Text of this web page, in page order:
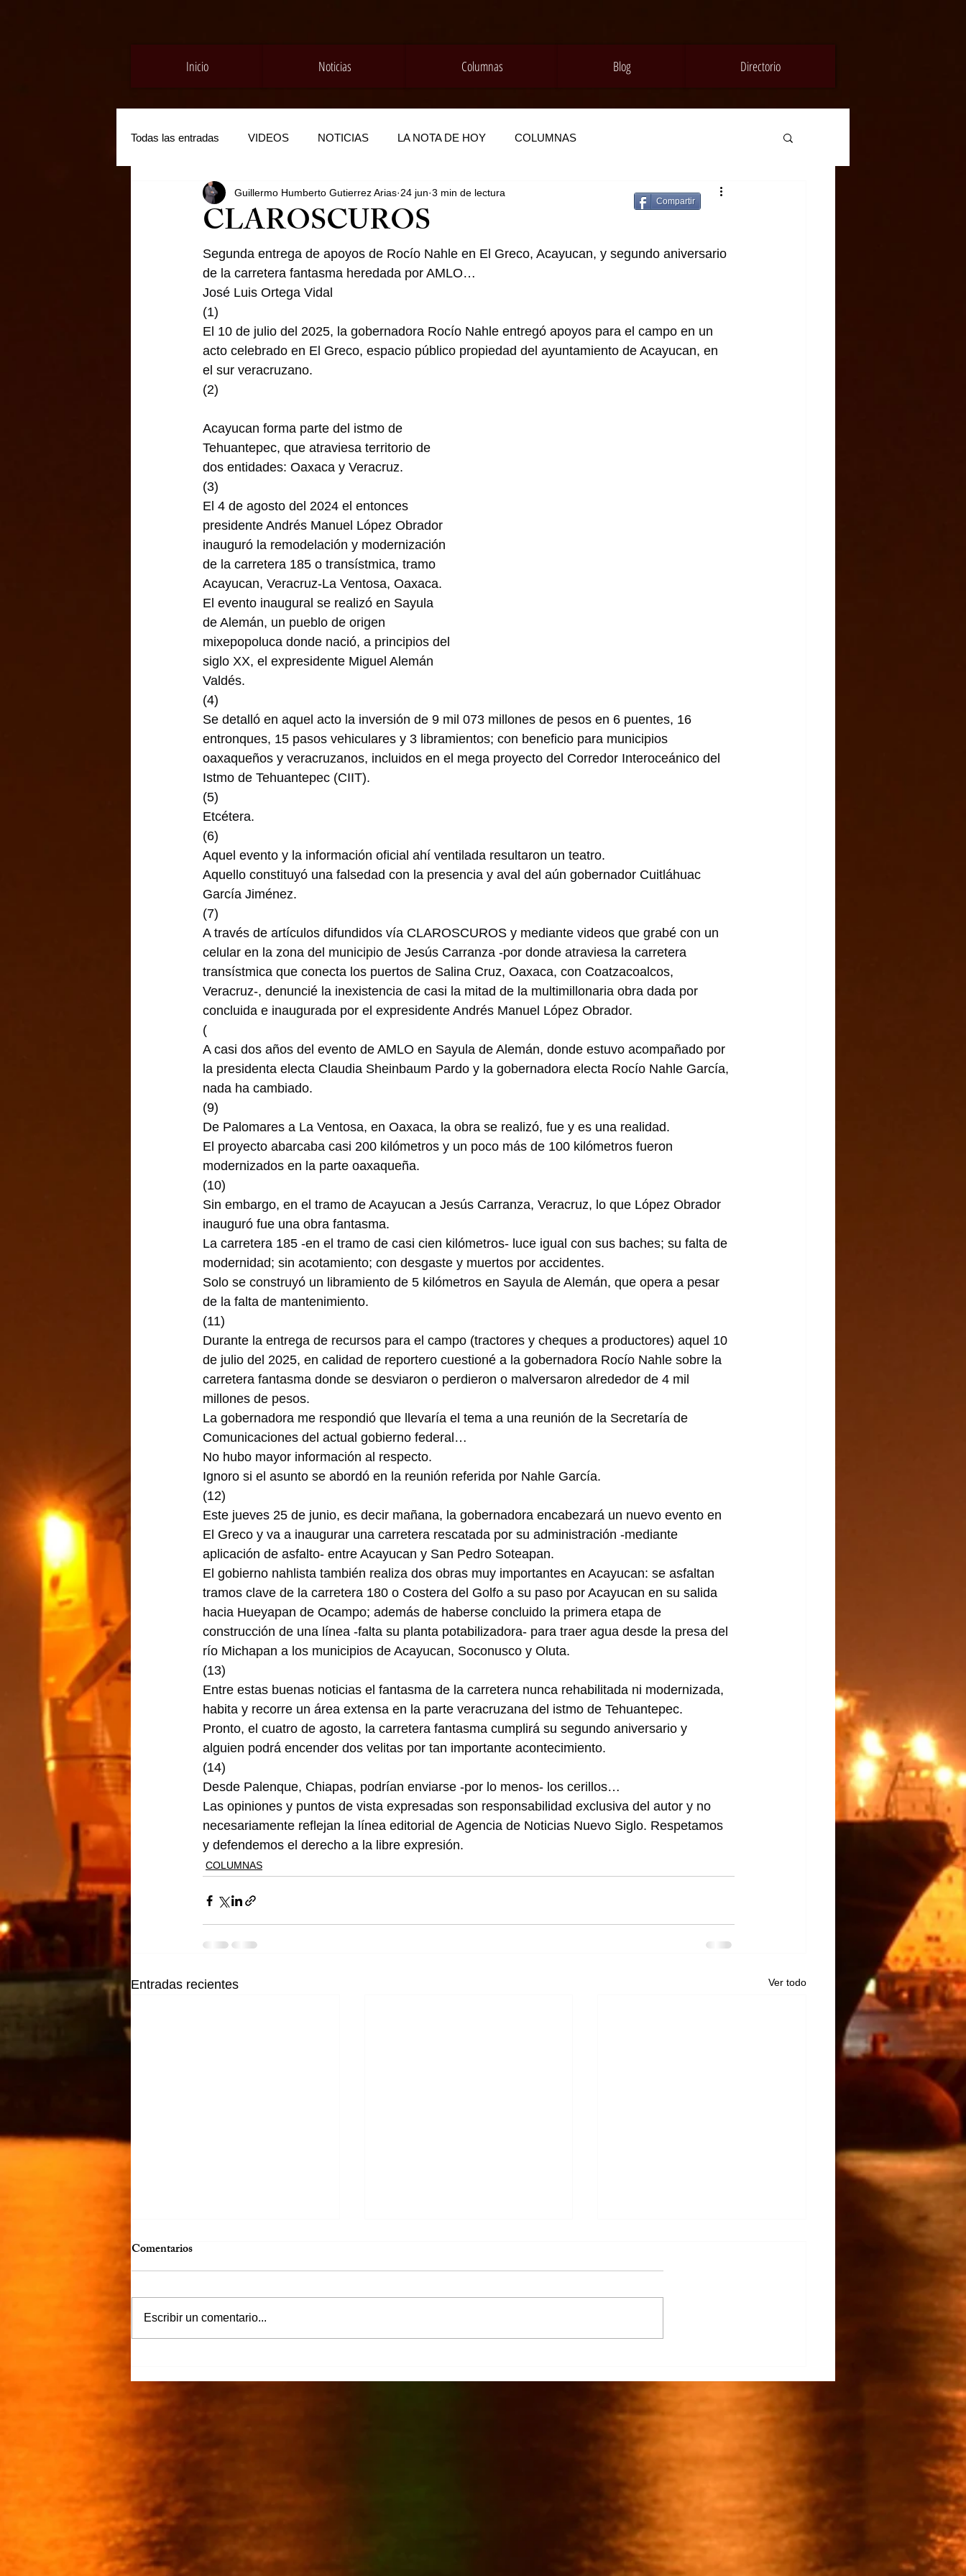
Inicio Noticias Columnas Blog Directorio
Todas las entradas VIDEOS NOTICIAS LA NOTA DE HOY COLUMNAS
CLAROSCUROS
Guillermo Humberto Gutierrez Arias 24 jun 3 min de lectura
Segunda entrega de apoyos de Rocío Nahle en El Greco, Acayucan, y segundo aniversario
de la carretera fantasma heredada por AMLO…
José Luis Ortega Vidal
(1)
El 10 de julio del 2025, la gobernadora Rocío Nahle entregó apoyos para el campo en un
acto celebrado en El Greco, espacio público propiedad del ayuntamiento de Acayucan, en
el sur veracruzano.
(2)
Acayucan forma parte del istmo de
Tehuantepec, que atraviesa territorio de
dos entidades: Oaxaca y Veracruz.
(3)
El 4 de agosto del 2024 el entonces
presidente Andrés Manuel López Obrador
inauguró la remodelación y modernización
de la carretera 185 o transístmica, tramo
Acayucan, Veracruz-La Ventosa, Oaxaca.
El evento inaugural se realizó en Sayula
de Alemán, un pueblo de origen
mixepopoluca donde nació, a principios del
siglo XX, el expresidente Miguel Alemán
Valdés.
(4)
Se detalló en aquel acto la inversión de 9 mil 073 millones de pesos en 6 puentes, 16
entronques, 15 pasos vehiculares y 3 libramientos; con beneficio para municipios
oaxaqueños y veracruzanos, incluidos en el mega proyecto del Corredor Interoceánico del
Istmo de Tehuantepec (CIIT).
(5)
Etcétera.
(6)
Aquel evento y la información oficial ahí ventilada resultaron un teatro.
Aquello constituyó una falsedad con la presencia y aval del aún gobernador Cuitláhuac
García Jiménez.
(7)
A través de artículos difundidos vía CLAROSCUROS y mediante videos que grabé con un
celular en la zona del municipio de Jesús Carranza -por donde atraviesa la carretera
transístmica que conecta los puertos de Salina Cruz, Oaxaca, con Coatzacoalcos,
Veracruz-, denuncié la inexistencia de casi la mitad de la multimillonaria obra dada por
concluida e inaugurada por el expresidente Andrés Manuel López Obrador.
(
A casi dos años del evento de AMLO en Sayula de Alemán, donde estuvo acompañado por
la presidenta electa Claudia Sheinbaum Pardo y la gobernadora electa Rocío Nahle García,
nada ha cambiado.
(9)
De Palomares a La Ventosa, en Oaxaca, la obra se realizó, fue y es una realidad.
El proyecto abarcaba casi 200 kilómetros y un poco más de 100 kilómetros fueron
modernizados en la parte oaxaqueña.
(10)
Sin embargo, en el tramo de Acayucan a Jesús Carranza, Veracruz, lo que López Obrador
inauguró fue una obra fantasma.
La carretera 185 -en el tramo de casi cien kilómetros- luce igual con sus baches; su falta de
modernidad; sin acotamiento; con desgaste y muertos por accidentes.
Solo se construyó un libramiento de 5 kilómetros en Sayula de Alemán, que opera a pesar
de la falta de mantenimiento.
(11)
Durante la entrega de recursos para el campo (tractores y cheques a productores) aquel 10
de julio del 2025, en calidad de reportero cuestioné a la gobernadora Rocío Nahle sobre la
carretera fantasma donde se desviaron o perdieron o malversaron alrededor de 4 mil
millones de pesos.
La gobernadora me respondió que llevaría el tema a una reunión de la Secretaría de
Comunicaciones del actual gobierno federal…
No hubo mayor información al respecto.
Ignoro si el asunto se abordó en la reunión referida por Nahle García.
(12)
Este jueves 25 de junio, es decir mañana, la gobernadora encabezará un nuevo evento en
El Greco y va a inaugurar una carretera rescatada por su administración -mediante
aplicación de asfalto- entre Acayucan y San Pedro Soteapan.
El gobierno nahlista también realiza dos obras muy importantes en Acayucan: se asfaltan
tramos clave de la carretera 180 o Costera del Golfo a su paso por Acayucan en su salida
hacia Hueyapan de Ocampo; además de haberse concluido la primera etapa de
construcción de una línea -falta su planta potabilizadora- para traer agua desde la presa del
río Michapan a los municipios de Acayucan, Soconusco y Oluta.
(13)
Entre estas buenas noticias el fantasma de la carretera nunca rehabilitada ni modernizada,
habita y recorre un área extensa en la parte veracruzana del istmo de Tehuantepec.
Pronto, el cuatro de agosto, la carretera fantasma cumplirá su segundo aniversario y
alguien podrá encender dos velitas por tan importante acontecimiento.
(14)
Desde Palenque, Chiapas, podrían enviarse -por lo menos- los cerillos…
Las opiniones y puntos de vista expresadas son responsabilidad exclusiva del autor y no
necesariamente reflejan la línea editorial de Agencia de Noticias Nuevo Siglo. Respetamos
y defendemos el derecho a la libre expresión.
COLUMNAS
Entradas recientes Ver todo
Más claro… La Columna
Comentarios
Escribir un comentario...
Compartir